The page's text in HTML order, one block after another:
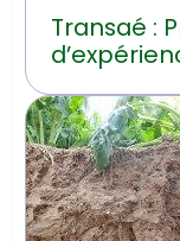
Transaé :